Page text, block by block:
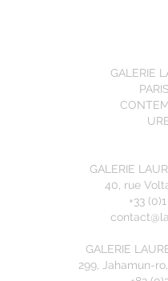
GALERIE
GALERIE
40, rue
+33
GALERIE
299, Jahamun-